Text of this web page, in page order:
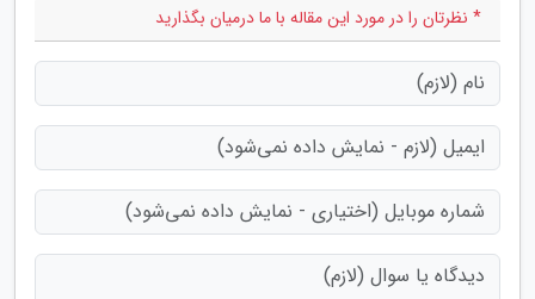
* نظرتان را در مورد این مقاله با ما درمیان بگذارید